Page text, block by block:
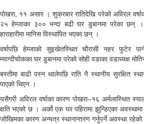
पोखरा, ११ असार । शुक्रबार रातिदेखि परेको अविरल
२५ हेम्जाका ३०० भन्दा बढी घर डुबानमा परेका छन्
हाराहारीमा मानिस विस्थापित भएका छन् ।
वर्षापछि हेम्जाको सुइखेतस्थित चौरासी नहर फुटेर
म्याग्दीचोकका घर डुबानमा परेको सोही वडाका वडाध्यक्ष
बस्तीमा बाढी पस्न थालेपछि राति नै स्थानीय सुरक्षित
पाएको थिएन ।
यसैगरी अविरल वर्षाका कारण पोखरा–१६ अर्मलास्थित
क्षति भएको छ । अर्को एक घर पहिरामा झुन्डिएका
जोखिमका कारण अन्यत्र स्थानान्तरण गर्नुपर्ने अवस्था